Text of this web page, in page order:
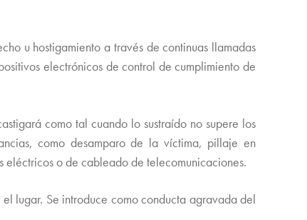
u hostigamiento a través de continuas llamadas
electrónicos de control de cumplimiento de
como tal cuando lo sustraído no supere los
como desamparo de la víctima, pillaje en
eléctricos o de cableado de telecomunicaciones.
lugar. Se introduce como conducta agravada del